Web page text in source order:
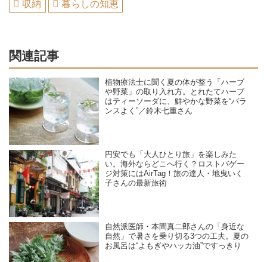
収納 暮らしの知恵
関連記事
植物療法士に聞く夏の体が整う「ハーブ
や野菜」の取り入れ方。とれたてハーブ
はティーソーダに、鮮やかな野菜を“バラ
ンスよく”／鈴木七重さん
円安でも「大人ひとり旅」を楽しみた
い。海外ならどこへ行く？ロストバゲー
ジ対策にはAirTag！旅の達人・地曳いく
子さんの最新旅術
自然派医師・本間真二郎さんの「身近な
自然」で暑さを乗り切る3つの工夫。夏の
お風呂は“よもぎやハッカ油”ですっきり